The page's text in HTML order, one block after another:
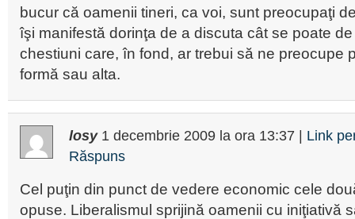
bucur că oamenii tineri, ca voi, sunt preocupaţi
îşi manifestă dorinţa de a discuta cât se poate
chestiuni care, în fond, ar trebui să ne preocupe
formă sau alta.
losy 1 decembrie 2009 la ora 13:37
Link
Răspuns
Cel puţin din punct de vedere economic cele
opuse. Liberalismul sprijină oamenii cu iniţiativă